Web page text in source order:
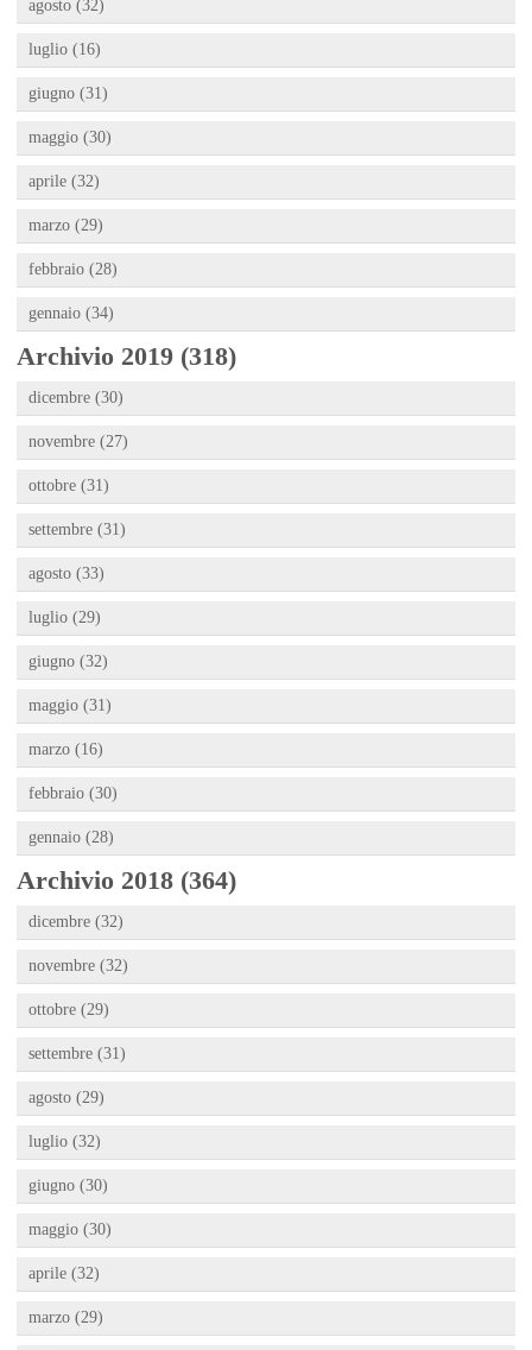
agosto (32)
luglio (16)
giugno (31)
maggio (30)
aprile (32)
marzo (29)
febbraio (28)
gennaio (34)
Archivio 2019 (318)
dicembre (30)
novembre (27)
ottobre (31)
settembre (31)
agosto (33)
luglio (29)
giugno (32)
maggio (31)
marzo (16)
febbraio (30)
gennaio (28)
Archivio 2018 (364)
dicembre (32)
novembre (32)
ottobre (29)
settembre (31)
agosto (29)
luglio (32)
giugno (30)
maggio (30)
aprile (32)
marzo (29)